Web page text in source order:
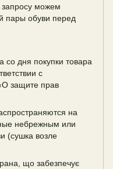
можем
пары обуви перед
со дня покупки товара
с
защите прав
на
небрежным или
(сушка возле
що забезпечує